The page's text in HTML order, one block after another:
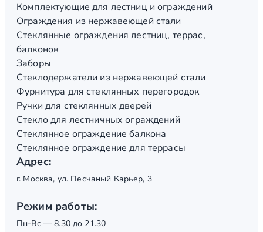
Комплектующие для лестниц и ограждений
Ограждения из нержавеющей стали
Стеклянные ограждения лестниц, террас,
балконов
Заборы
Стеклодержатели из нержавеющей стали
Фурнитура для стеклянных перегородок
Ручки для стеклянных дверей
Стекло для лестничных ограждений
Стеклянное ограждение балкона
Стеклянное ограждение для террасы
Адрес:
г. Москва, ул. Песчаный Карьер, 3
Режим работы:
Пн-Вс — 8.30 до 21.30